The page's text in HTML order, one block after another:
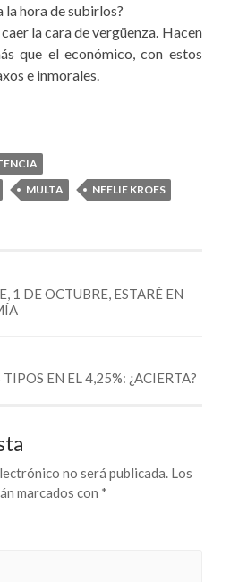
hora de subirlos?
la cara de vergüenza. Hacen
que el económico, con estos
e inmorales.
MULTA
NEELIE KROES
1 DE OCTUBRE, ESTARÉ EN
EN EL 4,25%: ¿ACIERTA?
no será publicada. Los
marcados con *